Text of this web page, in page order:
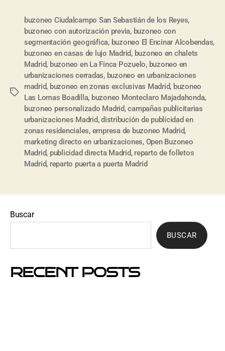
buzoneo Ciudalcampo San Sebastián de los Reyes,
buzoneo con autorización previa, buzoneo con
segmentación geográfica, buzoneo El Encinar Alcobendas,
buzoneo en casas de lujo Madrid, buzoneo en chalets
Madrid, buzoneo en La Finca Pozuelo, buzoneo en
urbanizaciones cerradas, buzoneo en urbanizaciones
madrid, buzoneo en zonas exclusivas Madrid, buzoneo
Las Lomas Boadilla, buzoneo Monteclaro Majadahonda,
buzoneo personalizado Madrid,campañas publicitarias
urbanizaciones Madrid,distribución de publicidad en
zonas residenciales, empresa de buzoneo Madrid,
marketing directo en urbanizaciones, Open Buzoneo
Madrid, publicidad directa Madrid, reparto de folletos
Madrid, reparto puerta a puerta Madrid
Buscar
BUSCAR
RECENT POSTS